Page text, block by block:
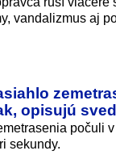
vandalizmus aj
opisujú
počuli
sekundy.